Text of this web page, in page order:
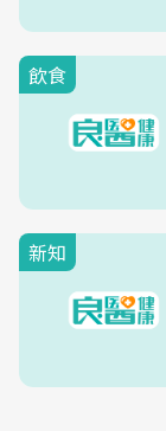
飲食
新知